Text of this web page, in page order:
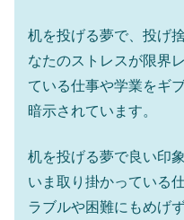
机を投げる夢で、投げ
なたのストレスが限界
ている仕事や学業をギ
暗示されています。
机を投げる夢で良い印
いま取り掛かっている
ラブルや困難にもめげ